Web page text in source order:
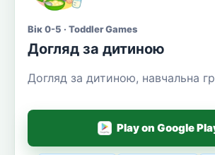
Вік 0-5 · Toddler Games
Догляд за дитиною
Догляд за дитиною, навчальна
Play on Google